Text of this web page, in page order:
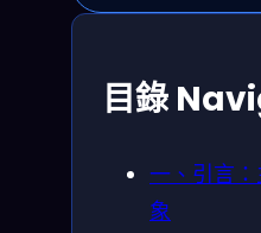
目錄
一、引言
象